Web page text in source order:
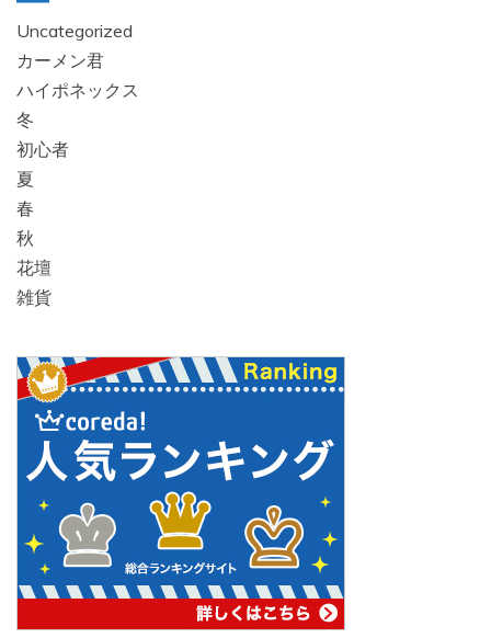
Uncategorized
カーメン君
ハイポネックス
冬
初心者
夏
春
秋
花壇
雑貨